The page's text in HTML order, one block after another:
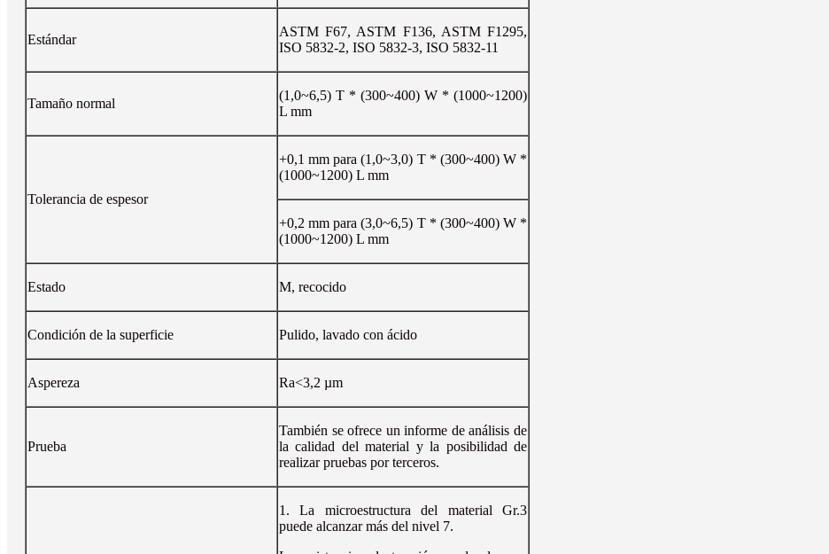
Estándar
ASTM F67, ASTM F136, ASTM F1295,
ISO 5832-2, ISO 5832-3, ISO 5832-11
Tamaño normal
(1,0~6,5) T * (300~400) W * (1000~1200)
L mm
Tolerancia de espesor
+0,1 mm para (1,0~3,0) T * (300~400) W *
(1000~1200) L mm
+0,2 mm para (3,0~6,5) T * (300~400) W *
(1000~1200) L mm
Estado M, recocido
Condición de la superficie Pulido, lavado con ácido
Aspereza Ra<3,2 µm
Prueba
También se ofrece un informe de análisis de
la calidad del material y la posibilidad de
realizar pruebas por terceros.
1. La microestructura del material Gr.3
puede alcanzar más del nivel 7.